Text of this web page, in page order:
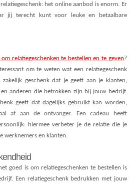
het online aanbod is enorm. Er
jij terecht kunt voor leuke en betaalbare
om relatiegeschenken te bestellen en te geven?
om te weten wat een relatiegeschenk
geschenk dat je geeft aan je klanten,
en anderen die betrokken zijn bij jouw bedrijf.
geeft dat dagelijks gebruikt kan worden,
af aan de ontvanger. Een cadeau heeft
hiermee verbeter je de relatie die je
werknemers en klanten.
goed is om relatiegeschenken te bestellen is
Een relatiegeschenk bedrukken met jouw